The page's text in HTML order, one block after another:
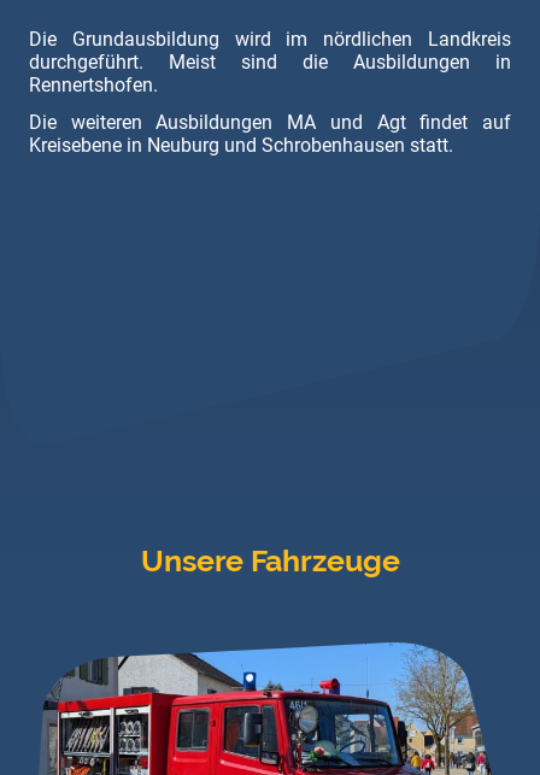
Die Grundausbildung wird im nördlichen Landkreis
durchgeführt. Meist sind die Ausbildungen in
Rennertshofen.
Die weiteren Ausbildungen MA und Agt findet auf
Kreisebene in Neuburg und Schrobenhausen statt.
Unsere Fahrzeuge